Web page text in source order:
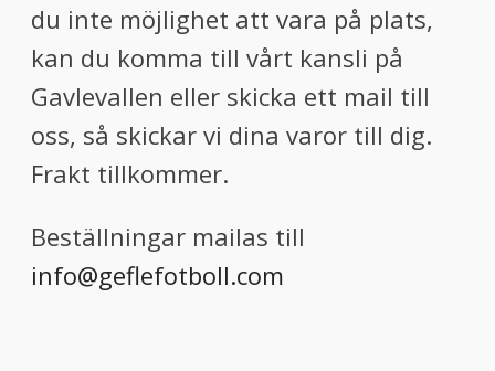
du inte möjlighet att vara på plats,
kan du komma till vårt kansli på
Gavlevallen eller skicka ett mail till
oss, så skickar vi dina varor till dig.
Frakt tillkommer.
Beställningar mailas till
info@geflefotboll.com